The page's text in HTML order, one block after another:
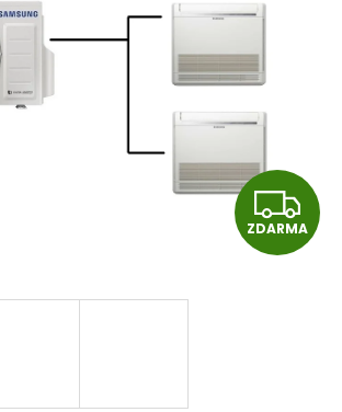
Z
D
ZDARMA